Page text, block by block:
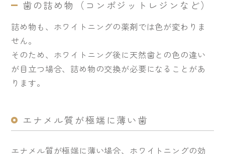
歯の詰め物（コンポジットレジンなど）
詰め物も、ホワイトニングの薬剤では色が変わりま
せん。
そのため、ホワイトニング後に天然歯との色の違い
が目立つ場合、詰め物の交換が必要になることがあ
ります。
エナメル質が極端に薄い歯
エナメル質が極端に薄い場合、ホワイトニングの効